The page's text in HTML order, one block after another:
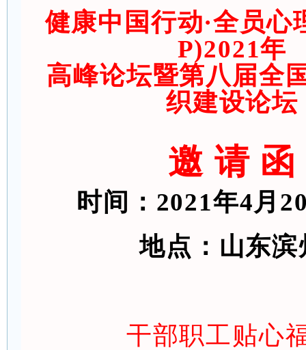
健康中国行动·全员心
P)2021年
高峰论坛暨第八届全
织建设论坛
邀 请 函
时间： 2021年4月
地点：山东滨
干部职工贴心